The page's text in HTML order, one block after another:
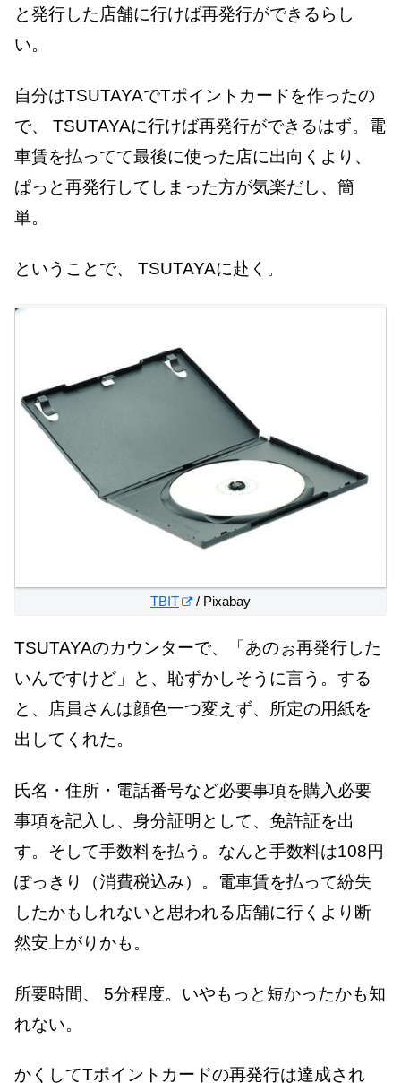
と発行した店舗に行けば再発行ができるらし
い。
自分はTSUTAYAでTポイントカードを作ったの
で、 TSUTAYAに行けば再発行ができるはず。電
車賃を払ってて最後に使った店に出向くより、
ぱっと再発行してしまった方が気楽だし、簡
単。
ということで、 TSUTAYAに赴く。
TBIT / Pixabay
TSUTAYAのカウンターで、「あのぉ再発行した
いんですけど」と、恥ずかしそうに言う。する
と、店員さんは顔色一つ変えず、所定の用紙を
出してくれた。
氏名・住所・電話番号など必要事項を購入必要
事項を記入し、身分証明として、免許証を出
す。そして手数料を払う。なんと手数料は108円
ぽっきり（消費税込み）。電車賃を払って紛失
したかもしれないと思われる店舗に行くより断
然安上がりかも。
所要時間、 5分程度。いやもっと短かったかも知
れない。
かくしてTポイントカードの再発行は達成され